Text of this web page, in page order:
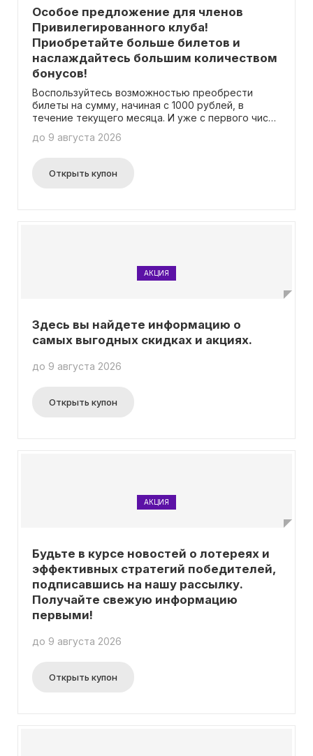
Особое предложение для членов
Привилегированного клуба!
Приобретайте больше билетов и
наслаждайтесь большим количеством
бонусов!
Воспользуйтесь возможностью преобрести
билеты на сумму, начиная с 1000 рублей, в
течение текущего месяца. И уже с первого числа
новому премиальному уровню. Чтобы получить
приобретать больше билетов и повышать свой
уровень активности.
до 9 августа 2026
Открыть купон
АКЦИЯ
Здесь вы найдете информацию о
самых выгодных скидках и акциях.
до 9 августа 2026
Открыть купон
АКЦИЯ
Будьте в курсе новостей о лотереях и
эффективных стратегий победителей,
подписавшись на нашу рассылку.
Получайте свежую информацию
первыми!
до 9 августа 2026
Открыть купон